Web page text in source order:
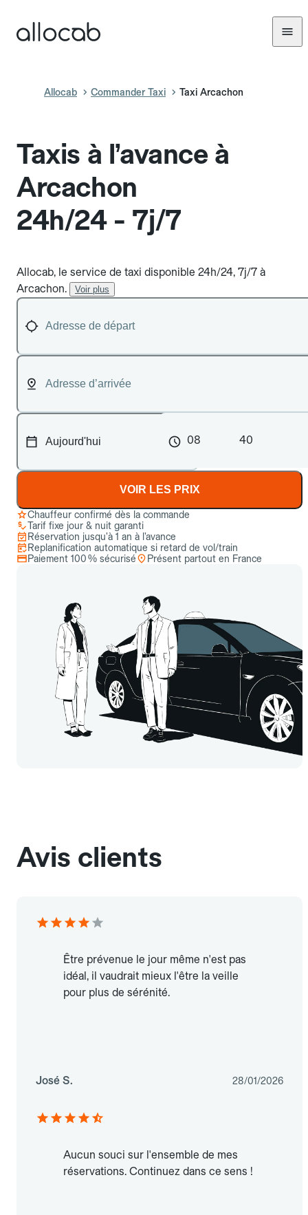
Allocab Commander Taxi Taxi Arcachon
Taxis à l’avance à
Arcachon
24h/24 - 7j/7
Allocab, le service de taxi disponible 24h/24, 7j/7 à
Arcachon.
Voir plus
08 40
VOIR LES PRIX
Chauffeur confirmé dès la commande
Tarif fixe jour & nuit garanti
Réservation jusqu’à 1 an à l’avance
Replanification automatique si retard de vol/train
Paiement 100 % sécurisé
Présent partout en France
Avis clients
Être prévenue le jour même n'est pas
idéal, il vaudrait mieux l'être la veille
pour plus de sérénité.
José S. 28/01/2026
Aucun souci sur l'ensemble de mes
réservations. Continuez dans ce sens !